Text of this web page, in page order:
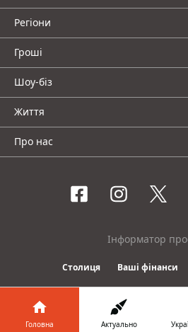
Регіони
Гроші
Шоу-біз
Життя
Про нас
Інформатор
Столиця Ваші фінанси
© 2016-2026
Головна Актуально